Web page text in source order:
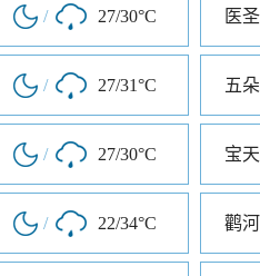
/ 27/30°C 医
/ 27/31°C 五
/ 27/30°C 宝
/ 22/34°C 鹳